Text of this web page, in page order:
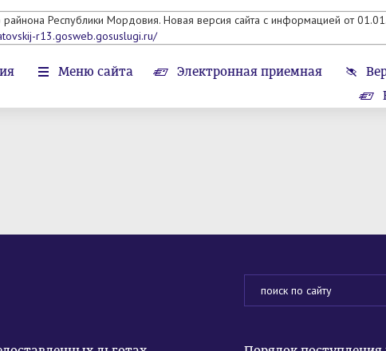
Республики Мордовия. Новая версия сайта с информацией от
r13.gosweb.gosuslugi.ru/
Меню сайта Электронная приемная